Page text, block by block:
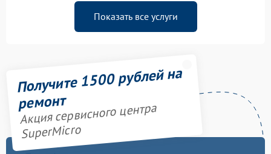
Показать все услуги
Получите 1500 рублей на
ремонт
Акция сервисного центра
SuperMicro